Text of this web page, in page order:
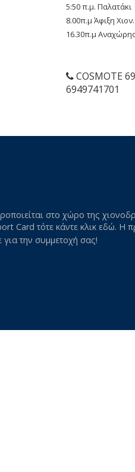
5:50 π.μ. Παλατάκι
8.00π.μ Άφιξη
16.30π.μ
COSMOTE
6949741701
στο χώρο της
Card τότε κάντε κλικ εδώ.
την συμμετοχή σας!